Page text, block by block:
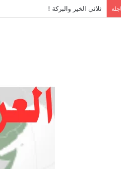
ثلاثي الخير والبركة !